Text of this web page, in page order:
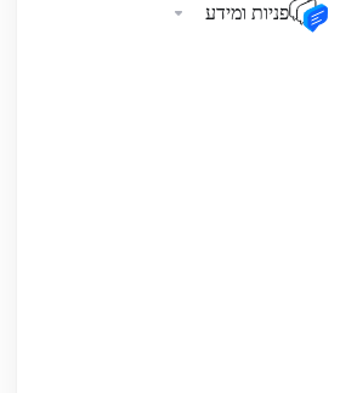
פניות ומידע